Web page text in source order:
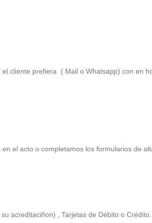
cliente prefiera ( Mail o Whatsapp) con en
el acto o completamos los formularios de
acreditaciñon) , Tarjetas de Débito o Crédito.